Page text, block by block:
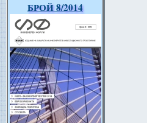
БРОЙ 8/2014